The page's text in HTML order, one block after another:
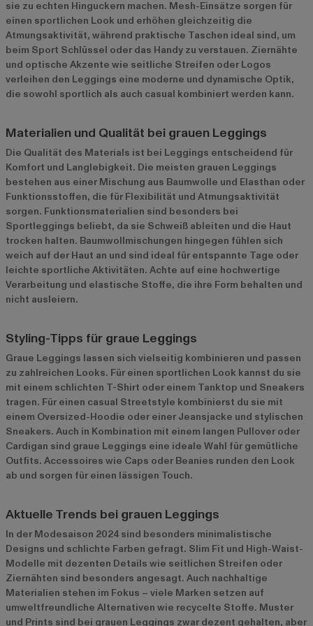
sie zu echten Hinguckern machen. Mesh-Einsätze sorgen für
einen sportlichen Look und erhöhen gleichzeitig die
Atmungsaktivität, während praktische Taschen ideal sind, um
beim Sport Schlüssel oder das Handy zu verstauen. Ziernähte
und optische Akzente wie seitliche Streifen oder Logos
verleihen den Leggings eine moderne und dynamische Optik,
die sowohl sportlich als auch casual kombiniert werden kann.
Materialien und Qualität bei grauen Leggings
Die Qualität des Materials ist bei Leggings entscheidend für
Komfort und Langlebigkeit. Die meisten grauen Leggings
bestehen aus einer Mischung aus Baumwolle und Elasthan oder
Funktionsstoffen, die für Flexibilität und Atmungsaktivität
sorgen. Funktionsmaterialien sind besonders bei
Sportleggings beliebt, da sie Schweiß ableiten und die Haut
trocken halten. Baumwollmischungen hingegen fühlen sich
weich auf der Haut an und sind ideal für entspannte Tage oder
leichte sportliche Aktivitäten. Achte auf eine hochwertige
Verarbeitung und elastische Stoffe, die ihre Form behalten und
nicht ausleiern.
Styling-Tipps für graue Leggings
Graue Leggings lassen sich vielseitig kombinieren und passen
zu zahlreichen Looks. Für einen sportlichen Look kannst du sie
mit einem schlichten T-Shirt oder einem Tanktop und Sneakers
tragen. Für einen casual Streetstyle kombinierst du sie mit
einem Oversized-Hoodie oder einer Jeansjacke und stylischen
Sneakers. Auch in Kombination mit einem langen Pullover oder
Cardigan sind graue Leggings eine ideale Wahl für gemütliche
Outfits. Accessoires wie Caps oder Beanies runden den Look
ab und sorgen für einen lässigen Touch.
Aktuelle Trends bei grauen Leggings
In der Modesaison 2024 sind besonders minimalistische
Designs und schlichte Farben gefragt. Slim Fit und High-Waist-
Modelle mit dezenten Details wie seitlichen Streifen oder
Ziernähten sind besonders angesagt. Auch nachhaltige
Materialien stehen im Fokus – viele Marken setzen auf
umweltfreundliche Alternativen wie recycelte Stoffe. Muster
und Prints sind bei grauen Leggings zwar dezent gehalten, aber